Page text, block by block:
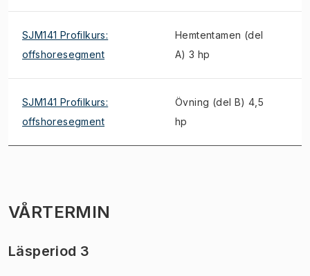
SJM141 Profilkurs:
offshoresegment
Hemtentamen (del
A) 3 hp
SJM141 Profilkurs:
offshoresegment
Övning (del B) 4,5
hp
VÅRTERMIN
Läsperiod 3